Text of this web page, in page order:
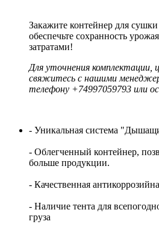
Закажите контейнер для сушки
обеспечьте сохранность урожая
затратами!
Для уточнения комплектации,
свяжитесь с нашими
телефону +74997059793 или
- Уникальная система
- Облегченный контейнер,
больше продукции.
- Качественная
- Наличие тента для
груза